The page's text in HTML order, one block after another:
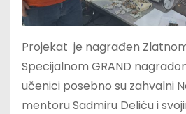
Projekat je nagrađen
Specijalnom GRAND
učenici posebno su zahvalni
mentoru Sadmiru Deliću i